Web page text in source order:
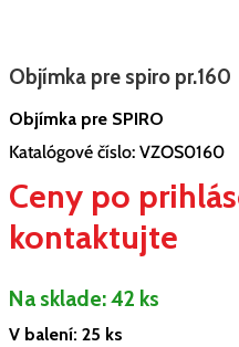
Objímka pre spiro pr.160
Objímka pre SPIRO
Katalógové číslo: VZOS0160
Ceny po
kontaktujte
Na sklade:42 ks
V balení: 25 ks